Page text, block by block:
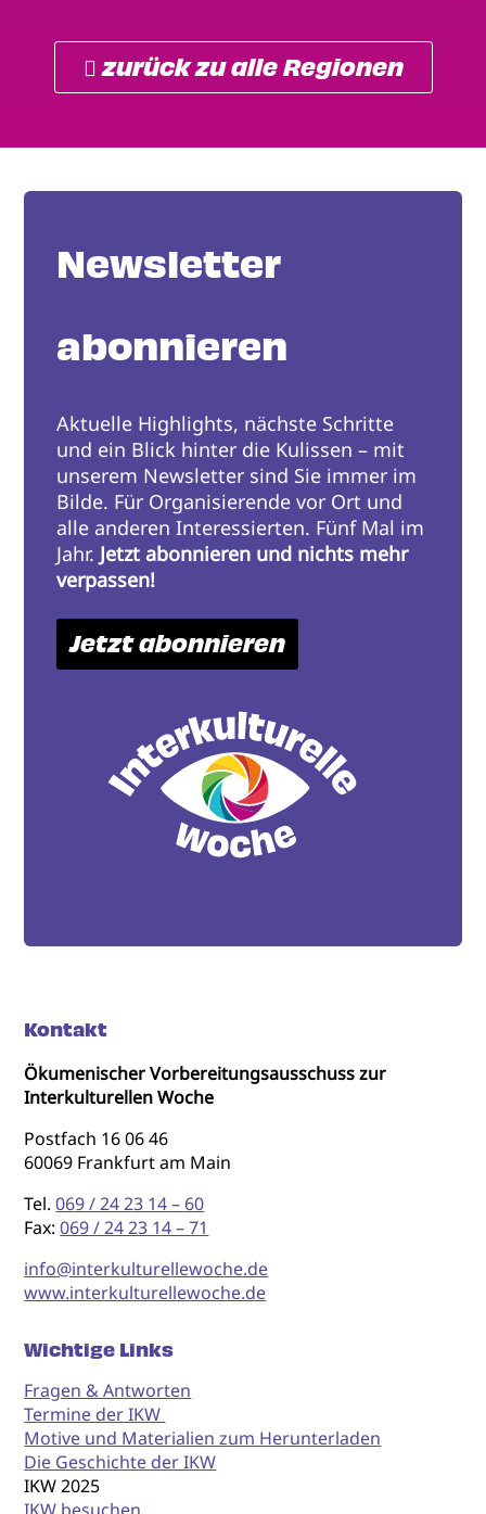
 zurück zu alle Regionen
Newsletter
abonnieren
Aktuelle Highlights, nächste Schritte
und ein Blick hinter die Kulissen – mit
unserem Newsletter sind Sie immer im
Bilde. Für Organisierende vor Ort und
alle anderen Interessierten. Fünf Mal im
Jahr. Jetzt abonnieren und nichts mehr
verpassen!
Jetzt abonnieren
Kontakt
Ökumenischer Vorbereitungsausschuss zur
Interkulturellen Woche
Postfach 16 06 46
60069 Frankfurt am Main
Tel.069 / 24 23 14 – 60
Fax:069 / 24 23 14 – 71
info@interkulturellewoche.de
www.interkulturellewoche.de
Wichtige Links
Fragen & Antworten
Termine der IKW
Motive und Materialien zum Herunterladen
Die Geschichte der IKW
IKW 2025